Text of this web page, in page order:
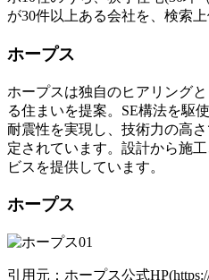
が30件以上ある会社を、検索
ホープス
ホープスは独自のヒアリング
る住まいを提案。SE構法を駆
耐震性を実現し、技術力の高
定されています。設計から施
ビスを提供しています。
ホープス
引用元：ホープス公式